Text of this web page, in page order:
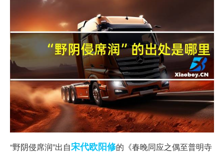
“野阴侵席润”出自宋代欧阳修的《春晚同应之偶至普明寺